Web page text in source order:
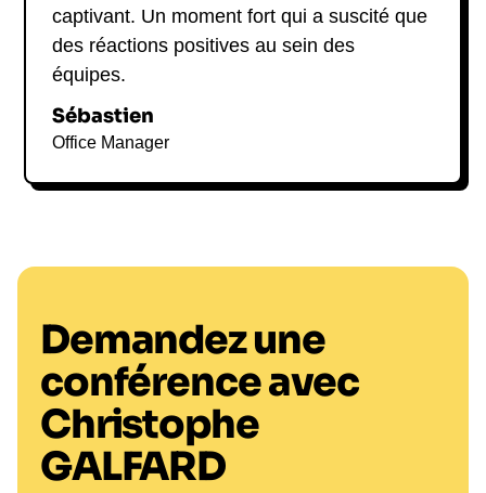
captivant. Un moment fort qui a suscité que
des réactions positives au sein des
équipes.
Sébastien
Office Manager
Demandez une
conférence avec
Christophe
GALFARD